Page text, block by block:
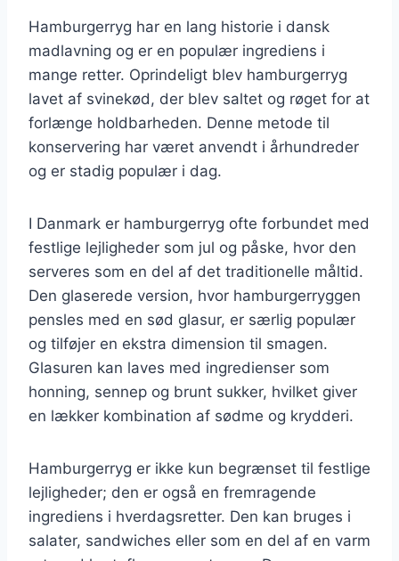
Hamburgerryg har en lang historie i dansk
madlavning og er en populær ingrediens i
mange retter. Oprindeligt blev hamburgerryg
lavet af svinekød, der blev saltet og røget for at
forlænge holdbarheden. Denne metode til
konservering har været anvendt i århundreder
og er stadig populær i dag.
I Danmark er hamburgerryg ofte forbundet med
festlige lejligheder som jul og påske, hvor den
serveres som en del af det traditionelle måltid.
Den glaserede version, hvor hamburgerryggen
pensles med en sød glasur, er særlig populær
og tilføjer en ekstra dimension til smagen.
Glasuren kan laves med ingredienser som
honning, sennep og brunt sukker, hvilket giver
en lækker kombination af sødme og krydderi.
Hamburgerryg er ikke kun begrænset til festlige
lejligheder; den er også en fremragende
ingrediens i hverdagsretter. Den kan bruges i
salater, sandwiches eller som en del af en varm